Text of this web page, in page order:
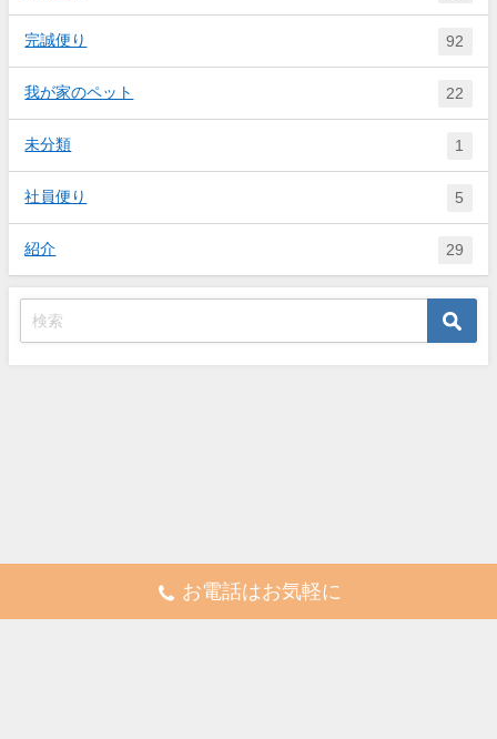
完誠便り 92
我が家のペット 22
未分類 1
社員便り 5
紹介 29
お電話はお気軽に